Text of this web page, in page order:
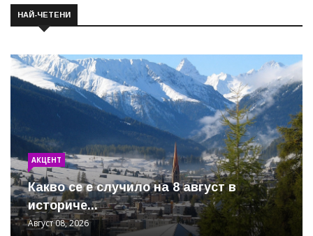
НАЙ-ЧЕТЕНИ
АКЦЕНТ
Какво се е случило на 8 август в
историче...
Август 08, 2026